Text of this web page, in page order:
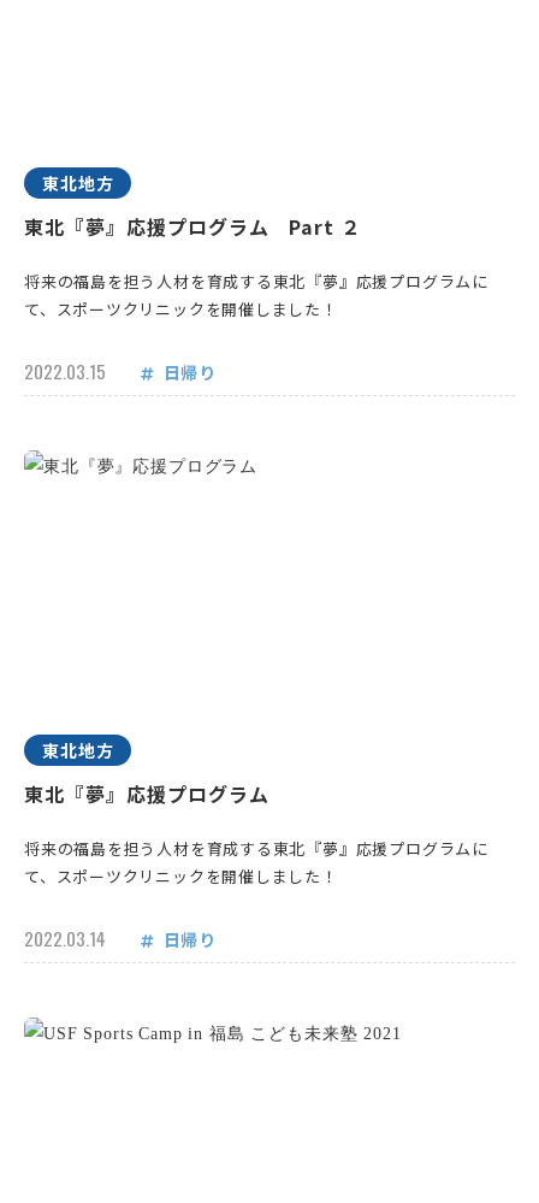
東北地方
東北『夢』応援プログラム Part ２
将来の福島を担う人材を育成する東北『夢』応援プログラムに
て、スポーツクリニックを開催しました！
2022.03.15 日帰り
東北地方
東北『夢』応援プログラム
将来の福島を担う人材を育成する東北『夢』応援プログラムに
て、スポーツクリニックを開催しました！
2022.03.14 日帰り